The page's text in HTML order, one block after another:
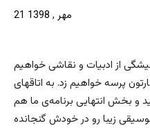
21 مهر , 1398
از ادبیات و نقاشی خواهیم
پرسه خواهیم زد. به اتاقهای
و بخش انتهایی برنامه‌ی ما هم